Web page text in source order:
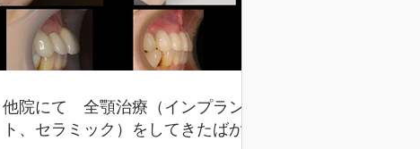
他院にて 全顎治療（インプラン
ト、セラミック）をしてきたばかり